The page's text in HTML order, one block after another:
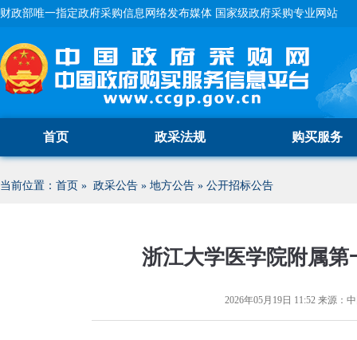
财政部唯一指定政府采购信息网络发布媒体 国家级政府采购专业网站
首页 政采法规 购买服务
当前位置： 首页 » 政采公告 » 地方公告 » 公开招标公告
浙江大学医学院附属
2026年05月19日 11:52 来源：